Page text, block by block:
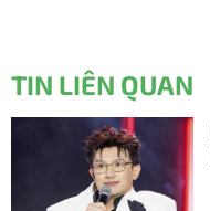
TIN LIÊN QUAN